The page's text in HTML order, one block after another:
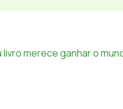
livro merece ganhar o